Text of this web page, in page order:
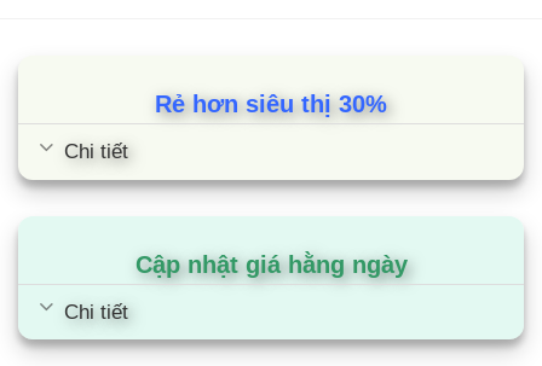
Bình nóng lạnh Ferroli VERDI SE
Rẻ hơn siêu thị 30%
Chi tiết
Cập nhật giá hằng ngày
Chi tiết